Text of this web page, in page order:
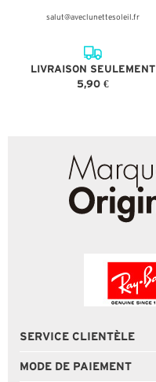
salut@aveclunettesoleil.fr
LIVRAISON SEULEMENT
5,90 €
SERVICE CLIENTÈLE
MODE DE PAIEMENT